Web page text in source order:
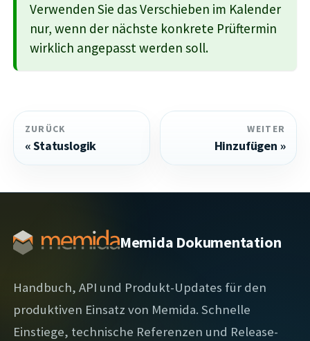
Verwenden Sie das Verschieben im Kalender
nur, wenn der nächste konkrete Prüftermin
wirklich angepasst werden soll.
ZURÜCK
Statuslogik
WEITER
Hinzufügen
Memida Dokumentation
Handbuch, API und Produkt-Updates für den
produktiven Einsatz von Memida. Schnelle
Einstiege, technische Referenzen und Release-